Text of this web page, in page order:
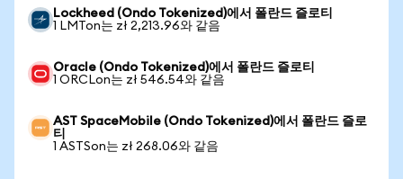
Lockheed (Ondo Tokenized)에서 폴란드 즐로티
1 LMTon는 zł 2,213.96와 같음
Oracle (Ondo Tokenized)에서 폴란드 즐로티
1 ORCLon는 zł 546.54와 같음
AST SpaceMobile (Ondo Tokenized)에서 폴란드 즐로
티
1 ASTSon는 zł 268.06와 같음